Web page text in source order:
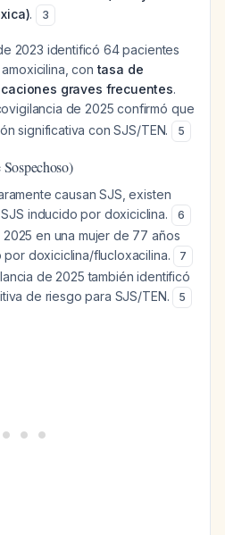
. 3
2023 identificó 64 pacientes
contasa de
graves frecuentes.
de 2025 confirmó que
significativa con SJS/TEN.
5
causan SJS, existen
inducido por doxiciclina.
6
en una mujer de 77 años
doxiciclina/flucloxacilina.
7
de 2025 también identificó
de riesgo para SJS/TEN.
5